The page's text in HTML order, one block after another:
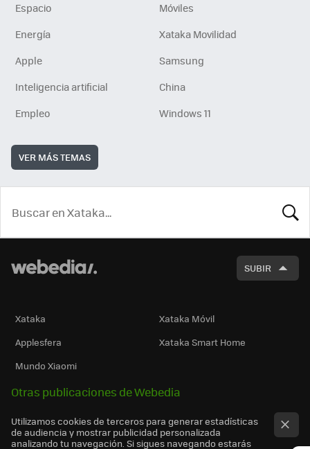
Espacio
Móviles
Energía
Xataka Movilidad
Apple
Samsung
Inteligencia artificial
China
Empleo
Windows 11
VER MÁS TEMAS
SUBIR
Xataka
Xataka Móvil
Applesfera
Xataka Smart Home
Mundo Xiaomi
Otras publicaciones de Webedia
Utilizamos cookies de terceros para generar estadísticas
de audiencia y mostrar publicidad personalizada
analizando tu navegación. Si sigues navegando estarás